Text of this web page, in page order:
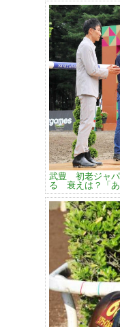
武豊 初老ジャパ
る 衰えは？「あ